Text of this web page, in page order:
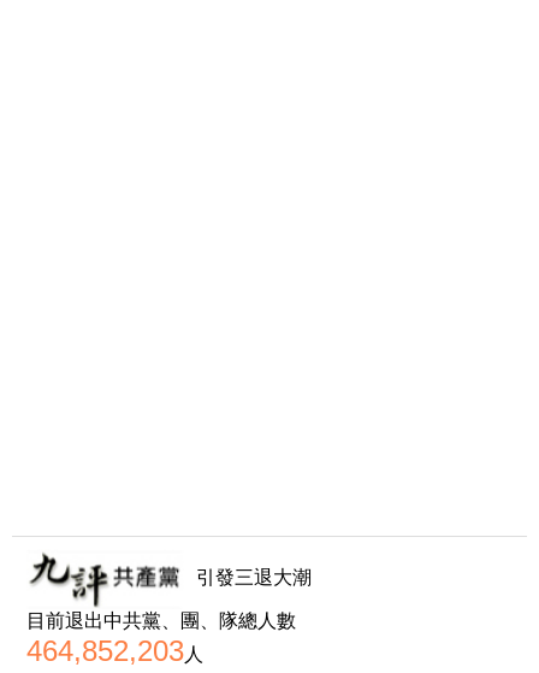
引發三退大潮
目前退出中共黨、團、隊總人數
464,852,203人